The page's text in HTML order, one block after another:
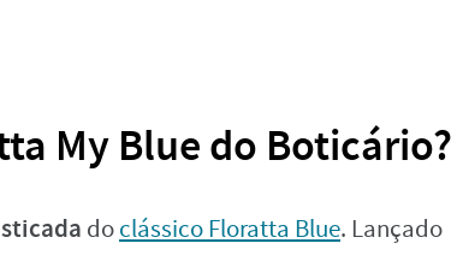
My Blue do Boticário?
doclássico Floratta Blue. Lançado